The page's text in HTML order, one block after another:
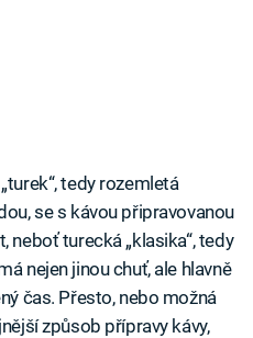
tedy rozemletá
se s kávou připravovanou
neboť turecká „klasika“, tedy
nejen jinou chuť, ale hlavně
čas. Přesto, nebo možná
způsob přípravy kávy,